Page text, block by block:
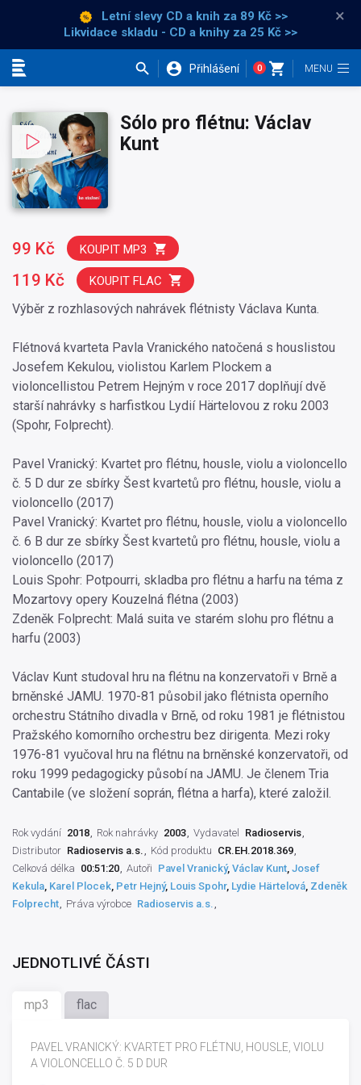
Letní slevy CD a knih za 89 Kč >>
Likvidace skladu - CD a knihy za 25 Kč >>
×
Přihlášení 0
Sólo pro flétnu: Václav
Kunt
Výběr z rozhlasových nahrávek flétnisty Václava Kunta.
Flétnová kvarteta Pavla Vranického natočená s houslistou
Josefem Kekulou, violistou Karlem Plockem a
violoncellistou Petrem Hejným v roce 2017 doplňují dvě
starší nahrávky s harfistkou Lydií Härtelovou z roku 2003
(Spohr, Folprecht).
Pavel Vranický: Kvartet pro flétnu, housle, violu a violoncello
č. 5 D dur ze sbírky Šest kvartetů pro flétnu, housle, violu a
violoncello (2017)
Pavel Vranický: Kvartet pro flétnu, housle, violu a violoncello
č. 6 B dur ze sbírky Šest kvartetů pro flétnu, housle, violu a
violoncello (2017)
Louis Spohr: Potpourri, skladba pro flétnu a harfu na téma z
Mozartovy opery Kouzelná flétna (2003)
Zdeněk Folprecht: Malá suita ve starém slohu pro flétnu a
harfu (2003)
Václav Kunt studoval hru na flétnu na konzervatoři v Brně a
brněnské JAMU. 1970-81 působil jako flétnista operního
orchestru Státního divadla v Brně, od roku 1981 je flétnistou
Pražského komorního orchestru bez dirigenta. Mezi roky
1976-81 vyučoval hru na flétnu na brněnské konzervatoři, od
roku 1999 pedagogicky působí na JAMU. Je členem Tria
Cantabile (ve složení soprán, flétna a harfa), které založil.
99 Kč KOUPIT MP3
119 Kč KOUPIT FLAC
Rok vydání 2018 Rok nahrávky 2003 Vydavatel
Radioservis
Distributor Radioservis a.s. Kód produktu CR.EH.2018.369
Celková délka 00:51:20 Autoři Pavel Vranický, Václav Kunt, Josef
Kekula, Karel Plocek, Petr Hejný, Louis Spohr, Lydie Härtelová, Zdeněk
Folprecht
Práva výrobce Radioservis a.s.
JEDNOTLIVÉ ČÁSTI
mp3 flac
PAVEL VRANICKÝ: KVARTET PRO FLÉTNU, HOUSLE, VIOLU
A VIOLONCELLO Č. 5 D DUR